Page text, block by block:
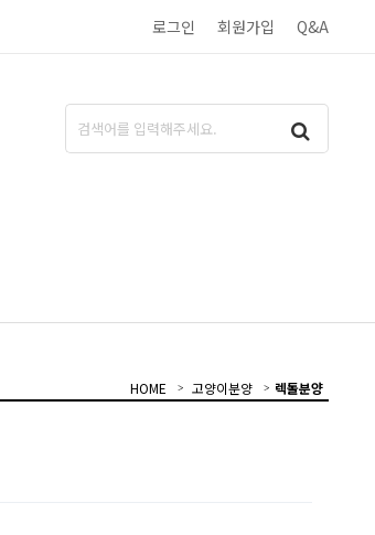
로그인 회원가입 Q&A
HOME 고양이분양 렉돌분양